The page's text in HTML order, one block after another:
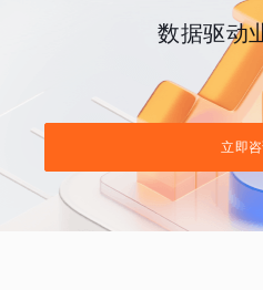
数据驱动
立即